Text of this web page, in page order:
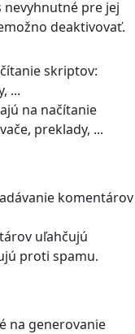
nevyhnutné pre jej
deaktivovať.
skriptov:
...
na načítanie
preklady, ...
komentárov
uľahčujú
proti spamu.
na generovanie